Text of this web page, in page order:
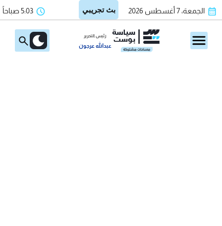
الجمعة، 7 أغسطس 2026 5:03 صباحاً
رئيس التحرير
عبدالله عرجون